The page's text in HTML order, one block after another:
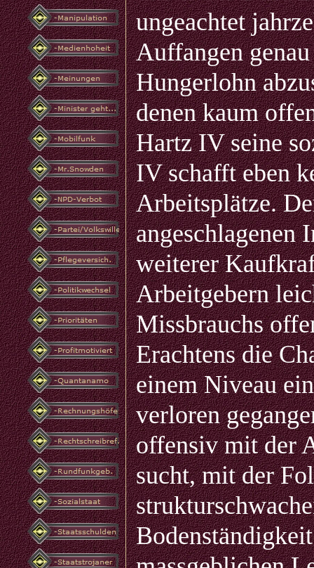
ungeachtet
Auffangen
Hungerlohn
denen kaum
Hartz IV seine
IV schafft eben
Arbeitsplätze.
angeschlagenen
weiterer
Arbeitgebern
Missbrauchs
Erachtens die
einem Niveau
verloren
offensiv mit der
sucht, mit der